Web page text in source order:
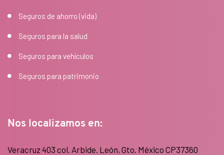
Seguros de ahorro (vida)
Seguros para la salud
Seguros para vehículos
Seguros para patrimonio
Nos localizamos en:
Veracruz 403 col. Arbide. León, Gto. México CP37360